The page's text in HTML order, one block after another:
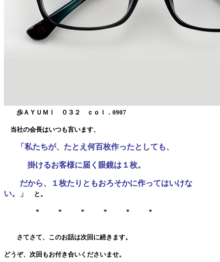
歩ＡＹＵＭＩ ０３２ ｃｏｌ．0907
当社の会長はいつも言います、
「私たちが、たとえ何百枚作ったとしても、
掛けるお客様に届く眼鏡は１枚。
だから、１枚たりともおろそかに作ってはいけな
い。」
と。
* * * * * *
さてさて、このお話は次回に続きます。
どうぞ、次回もお付き合いくださいませ。